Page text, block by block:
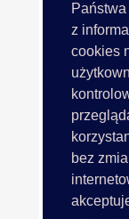
z
cookies
bez